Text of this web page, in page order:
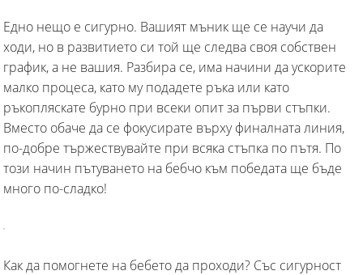
Едно нещо е сигурно. Вашият мъник ще се научи да
ходи, но в развитието си той ще следва своя собствен
график, а не вашия. Разбира се, има начини да ускорите
малко процеса, като му подадете ръка или като
ръкопляскате бурно при всеки опит за първи стъпки.
Вместо обаче да се фокусирате върху финалната линия,
по-добре тържествувайте при всяка стъпка по пътя. По
този начин пътуването на бебчо към победата ще бъде
много по-сладко!
Как да помогнете на бебето да проходи? Със сигурност